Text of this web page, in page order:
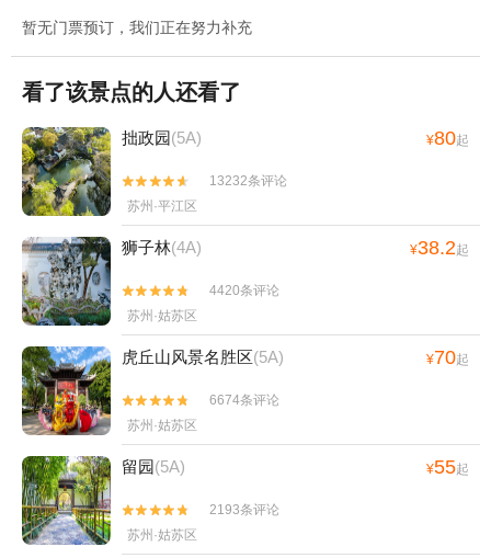
暂无门票预订，我们正在努力补充
看了该景点的人还看了
拙政园(5A) ¥80起


13232条评论
苏州·平江区
狮子林(4A) ¥38.2起


4420条评论
苏州·姑苏区
虎丘山风景名胜区(5A) ¥70起


6674条评论
苏州·姑苏区
留园(5A) ¥55起


2193条评论
苏州·姑苏区